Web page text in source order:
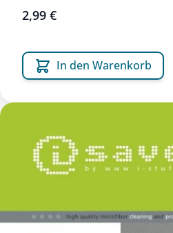
2,99 €
In den Warenkorb